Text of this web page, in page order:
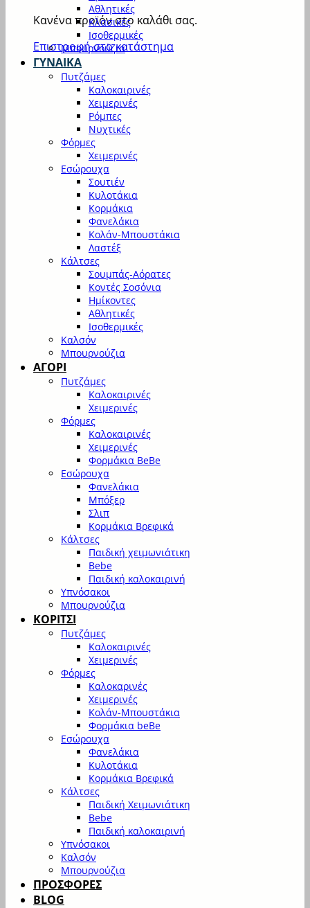
Κανένα προϊόν στο καλάθι σας.
Επιστροφή στο κατάστημα
Αθλητικές
Κλασικές
Ισοθερμικές
Μπουρνούζια
ΓΥΝΑΙΚΑ
Πυτζάμες
Καλοκαιρινές
Χειμερινές
Ρόμπες
Νυχτικές
Φόρμες
Χειμερινές
Εσώρουχα
Σουτιέν
Κυλοτάκια
Κορμάκια
Φανελάκια
Κολάν-Μπουστάκια
Λαστέξ
Κάλτσες
Σουμπάς-Αόρατες
Κοντές Σοσόνια
Ημίκοντες
Αθλητικές
Ισοθερμικές
Καλσόν
Μπουρνούζια
ΑΓΟΡΙ
Πυτζάμες
Καλοκαιρινές
Χειμερινές
Φόρμες
Καλοκαιρινές
Χειμερινές
Φορμάκια BeBe
Εσώρουχα
Φανελάκια
Μπόξερ
Σλιπ
Κορμάκια Βρεφικά
Κάλτσες
Παιδική χειμωνιάτικη
Bebe
Παιδική καλοκαιρινή
Υπνόσακοι
Μπουρνούζια
ΚΟΡΙΤΣΙ
Πυτζάμες
Καλοκαιρινές
Χειμερινές
Φόρμες
Καλοκαρινές
Χειμερινές
Κολάν-Μπουστάκια
Φορμάκια beBe
Εσώρουχα
Φανελάκια
Κυλοτάκια
Κορμάκια Βρεφικά
Κάλτσες
Παιδική Χειμωνιάτικη
Bebe
Παιδική καλοκαιρινή
Υπνόσακοι
Καλσόν
Μπουρνούζια
ΠΡΟΣΦΟΡΕΣ
BLOG